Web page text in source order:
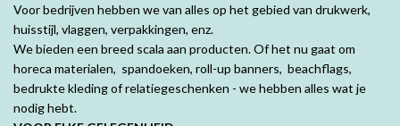
Voor bedrijven hebben we van alles op het gebied van drukwerk,
huisstijl, vlaggen, verpakkingen, enz.
We bieden een breed scala aan producten. Of het nu gaat om
horeca materialen, spandoeken, roll-up banners, beachflags,
bedrukte kleding of relatiegeschenken - we hebben alles wat je
nodig hebt.